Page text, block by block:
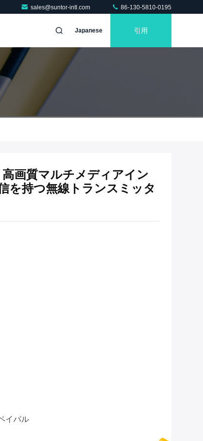
sales@suntor-intl.com 86-130-5810-0195
Japanese 引用
画質マルチメディアイン
を持つ無線トランスミッタ
イパル